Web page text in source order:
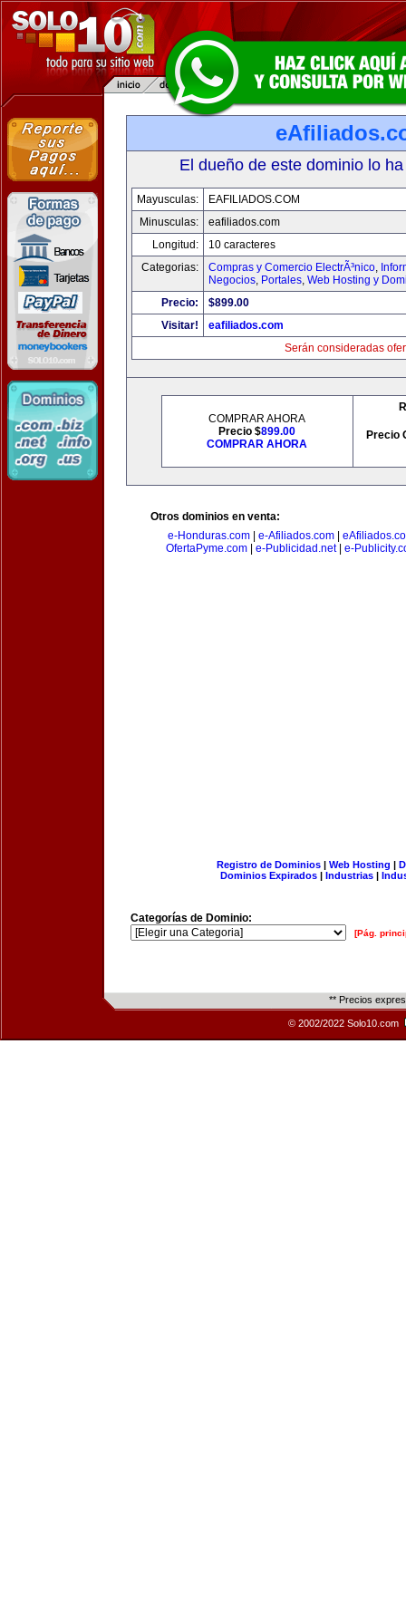
El dueño de este dominio lo
Mayusculas:
EAFILIADOS.COM
Minusculas:
eafiliados.com
Longitud:
10 caracteres
Categorias:
Compras y Comercio ElectrÃ³nico,
Negocios, Portales, Web Hosting y
Precio:
$899.00
Visitar!
eafiliados.com
Serán consideradas
COMPRAR AHORA
Precio $899.00
COMPRAR AHORA
Precio
Otros dominios en venta:
e-Honduras.com| e-Afiliados.com|
OfertaPyme.com| e-Publicidad.net| e-
Registro de Dominios| Web Hosting |
Dominios Expirados | Industrias |
Categorías de Dominio:
[Pág.
** Precios
© 2002/2022 Solo10.com